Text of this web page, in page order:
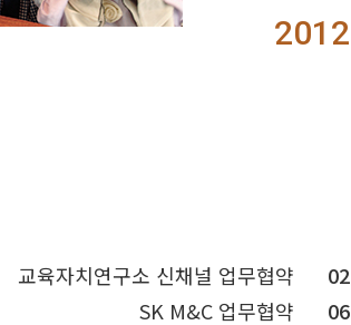
2012
교육자치연구소 신채널 업무협약
02
SK M&C 업무협약
06